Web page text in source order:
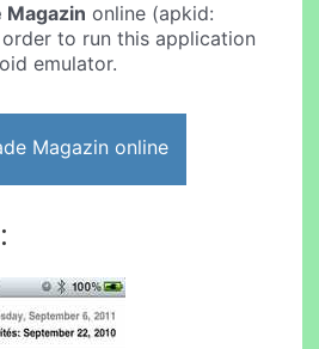
Magazin online (apkid:
to run this application
emulator.
Magazin online